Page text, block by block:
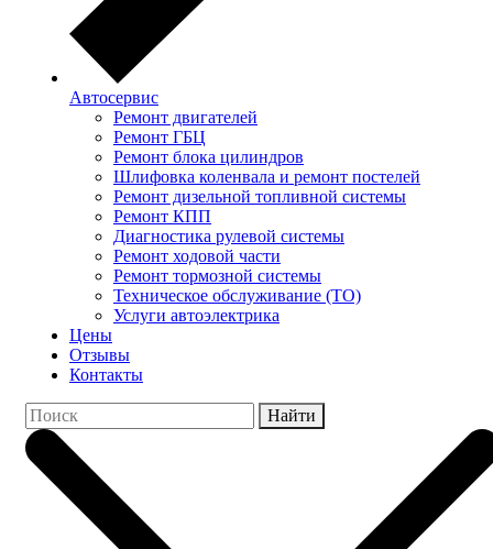
Автосервис
Ремонт двигателей
Ремонт ГБЦ
Ремонт блока цилиндров
Шлифовка коленвала и ремонт постелей
Ремонт дизельной топливной системы
Ремонт КПП
Диагностика рулевой системы
Ремонт ходовой части
Ремонт тормозной системы
Техническое обслуживание (ТО)
Услуги автоэлектрика
Цены
Отзывы
Контакты
Найти